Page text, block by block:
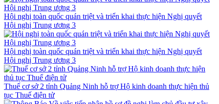
Hội nghị toàn quốc quán triệt và triển khai thực hiện Nghị quyết
Hội nghị Trung ương 3
Hội nghị toàn quốc quán triệt và triển khai thực hiện Nghị quyết
Hội nghị Trung ương 3
Thuế cơ sở 2 tỉnh Quảng Ninh hỗ trợ Hộ kinh doanh thực hiện thủ
tục Thuế điện tử